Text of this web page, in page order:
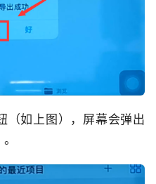
（如上图），屏幕会弹出